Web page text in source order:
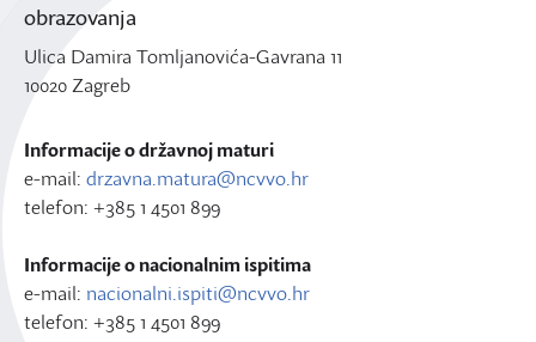
obrazovanja
Ulica Damira Tomljanovića-Gavrana 11
10020 Zagreb
Informacije o državnoj maturi
e-mail: drzavna.matura@ncvvo.hr
telefon: +385 1 4501 899
Informacije o nacionalnim ispitima
e-mail: nacionalni.ispiti@ncvvo.hr
telefon: +385 1 4501 899